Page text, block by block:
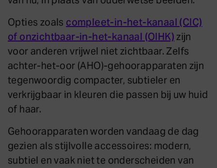
Opties zoals compleet-in-het-kanaal (CIC)
of onzichtbaar-in-het-kanaal (OIHK)zijn
voor anderen vrijwel niet zichtbaar. Zelfs
achter-het-oor (AHO)-gehoorapparaten zijn
tegenwoordig compacter, subtieler en
verkrijgbaar in kleuren die passen bij uw huid
of haar.
Gehoorapparaten worden vandaag de dag
gezien als stijlvolle accessoires: modern,
subtiel en vaak niet te onderscheiden van